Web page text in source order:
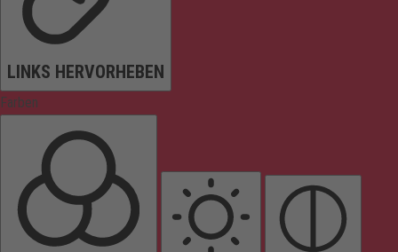
LINKS HERVORHEBEN
Farben